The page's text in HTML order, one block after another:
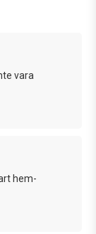
tryckknapp,
belysning
för det
kan du koppla
Nexa
vara
hem-